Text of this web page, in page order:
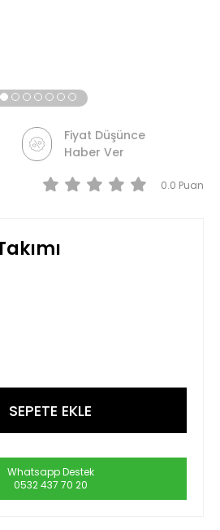
Fiyat Düşünce
Haber Ver
0.0
Whatsapp Destek
0532 437 70 20